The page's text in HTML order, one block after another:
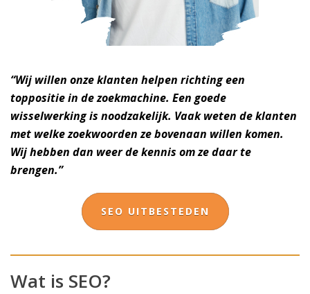
“Wij willen onze klanten helpen richting een
toppositie in de zoekmachine. Een goede
wisselwerking is noodzakelijk. Vaak weten de klanten
met welke zoekwoorden ze bovenaan willen komen.
Wij hebben dan weer de kennis om ze daar te
brengen.”
SEO UITBESTEDEN
Wat is SEO?